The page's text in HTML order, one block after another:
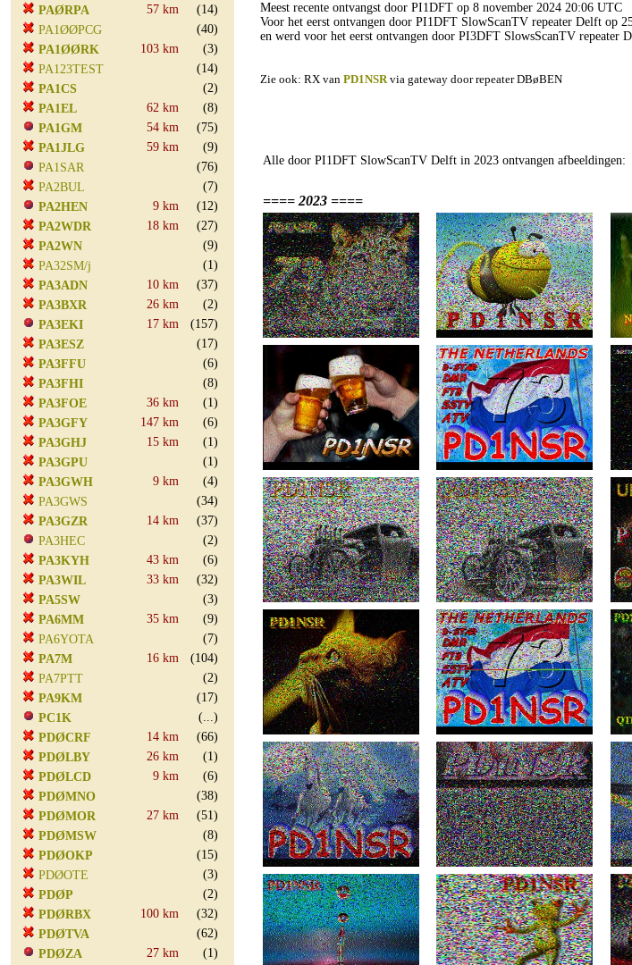
PAØRPA
57 km
(14)
PA1ØØPCG
(40)
PA1ØØRK
103 km
(3)
PA123TEST
(14)
PA1CS
(2)
PA1EL
62 km
(8)
PA1GM
54 km
(75)
PA1JLG
59 km
(9)
PA1SAR
(76)
PA2BUL
(7)
PA2HEN
9 km
(12)
PA2WDR
18 km
(27)
PA2WN
(9)
PA32SM/j
(1)
PA3ADN
10 km
(37)
PA3BXR
26 km
(2)
PA3EKI
17 km
(157)
PA3ESZ
(17)
PA3FFU
(6)
PA3FHI
(8)
PA3FOE
36 km
(1)
PA3GFY
147 km
(6)
PA3GHJ
15 km
(1)
PA3GPU
(1)
PA3GWH
9 km
(4)
PA3GWS
(34)
PA3GZR
14 km
(37)
PA3HEC
(2)
PA3KYH
43 km
(6)
PA3WIL
33 km
(32)
PA5SW
(3)
PA6MM
35 km
(9)
PA6YOTA
(7)
PA7M
16 km
(104)
PA7PTT
(2)
PA9KM
(17)
PC1K
(...)
PDØCRF
14 km
(66)
PDØLBY
26 km
(1)
PDØLCD
9 km
(6)
PDØMNO
(38)
PDØMOR
27 km
(51)
PDØMSW
(8)
PDØOKP
(15)
PDØOTE
(3)
PDØP
(2)
PDØRBX
100 km
(32)
PDØTVA
(62)
PDØZA
27 km
(1)
Meest recente ontvangst door PI1DFT op 8 november 2024 20:06 UTC
Voor het eerst ontvangen door PI1DFT SlowScanTV repeater Delft op
en werd voor het eerst ontvangen door PI3DFT SlowsScanTV repeater
Zie ook: RX van PD1NSRvia gateway door repeater DBøBEN
Alle door PI1DFT SlowScanTV Delft in 2023 ontvangen afbeeldingen:
==== 2023 ====